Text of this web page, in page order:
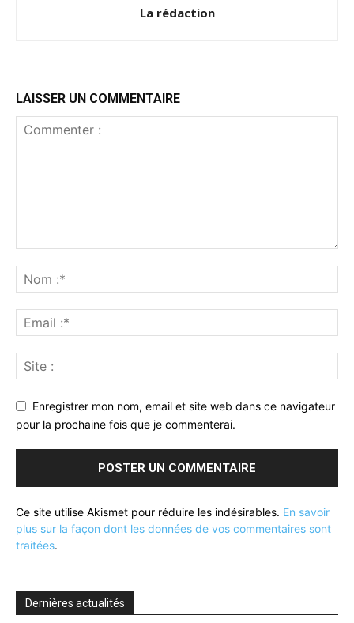
La rédaction
LAISSER UN COMMENTAIRE
Enregistrer mon nom, email et site web dans ce navigateur
pour la prochaine fois que je commenterai.
Ce site utilise Akismet pour réduire les indésirables. En savoir
plus sur la façon dont les données de vos commentaires sont
traitées.
Dernières actualités